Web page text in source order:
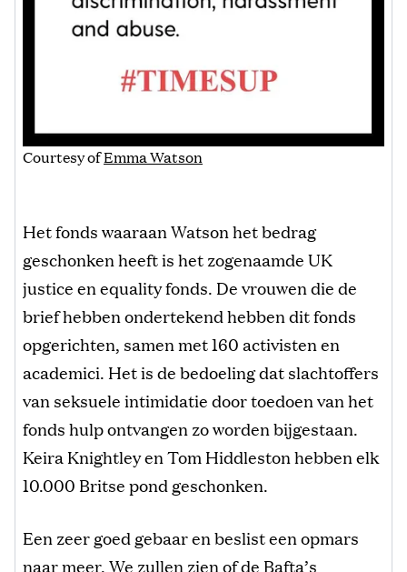
Courtesy ofEmma Watson
Het fonds waaraan Watson het bedrag
geschonken heeft is het zogenaamde UK
justice en equality fonds. De vrouwen die de
brief hebben ondertekend hebben dit fonds
opgerichten, samen met 160 activisten en
academici. Het is de bedoeling dat slachtoffers
van seksuele intimidatie door toedoen van het
fonds hulp ontvangen zo worden bijgestaan.
Keira Knightley en Tom Hiddleston hebben elk
10.000 Britse pond geschonken.
Een zeer goed gebaar en beslist een opmars
naar meer. We zullen zien of de Bafta’s